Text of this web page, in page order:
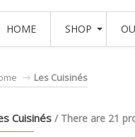
HOME SHOP
Les Cuisinés
Cuisinés / There are 21